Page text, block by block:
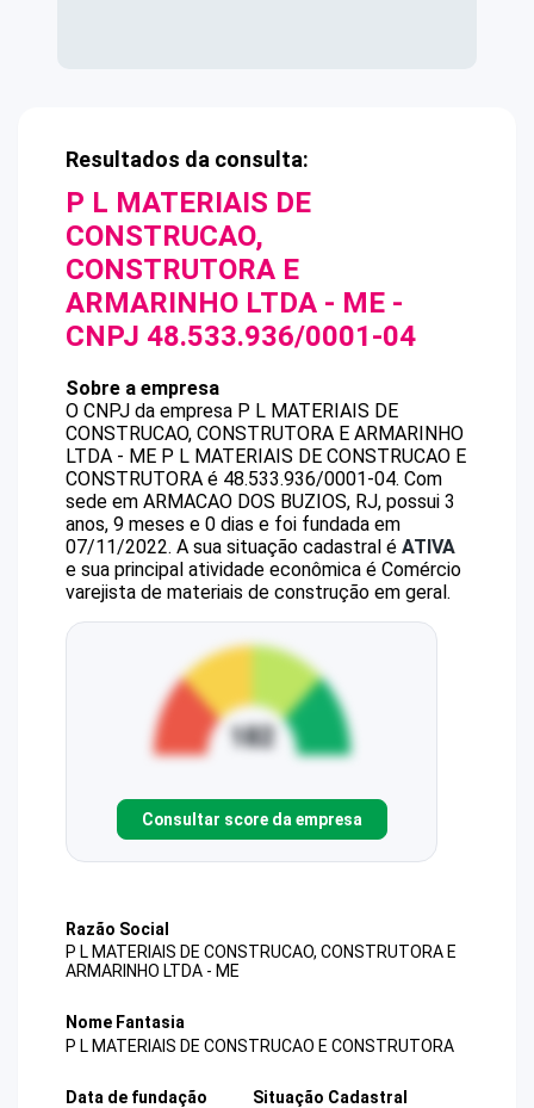
Resultados da consulta:
P L MATERIAIS DE
CONSTRUCAO,
CONSTRUTORA E
ARMARINHO LTDA - ME -
CNPJ 48.533.936/0001-04
Sobre a empresa
O CNPJ da empresa P L MATERIAIS DE
CONSTRUCAO, CONSTRUTORA E ARMARINHO
LTDA - ME P L MATERIAIS DE CONSTRUCAO E
CONSTRUTORA é 48.533.936/0001-04. Com
sede em ARMACAO DOS BUZIOS, RJ, possui 3
anos, 9 meses e 0 dias e foi fundada em
07/11/2022. A sua situação cadastral é ATIVA
e sua principal atividade econômica é Comércio
varejista de materiais de construção em geral.
Consultar score da empresa
Razão Social
P L MATERIAIS DE CONSTRUCAO, CONSTRUTORA E
ARMARINHO LTDA - ME
Nome Fantasia
P L MATERIAIS DE CONSTRUCAO E CONSTRUTORA
Data de fundação
Situação Cadastral